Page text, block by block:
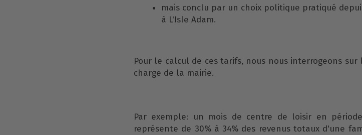
mais conclu par un choix politique pratiqué
à L'Isle Adam.
Pour le calcul de ces tarifs, nous nous interrogeons sur
charge de la mairie.
Par exemple: un mois de centre de loisir en
représente de 30% à 34% des revenus totaux d'une